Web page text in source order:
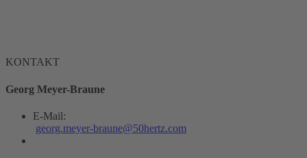
KONTAKT
Georg Meyer-Braune
E-Mail:
georg.meyer-braune@50hertz.com